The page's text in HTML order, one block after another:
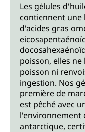
Les gélules
contiennent une
d'acides gras
poisson, elles
poisson ni
ingestion. Nos
première de
est pêché avec
l'environnement
antarctique,